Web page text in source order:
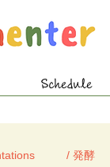
Schedule
/ 発酵